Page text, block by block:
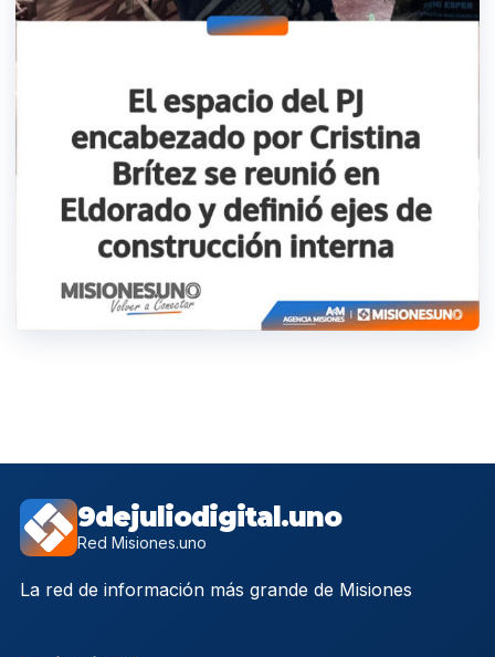
9dejuliodigital.uno
Red Misiones.uno
La red de información más grande de Misiones